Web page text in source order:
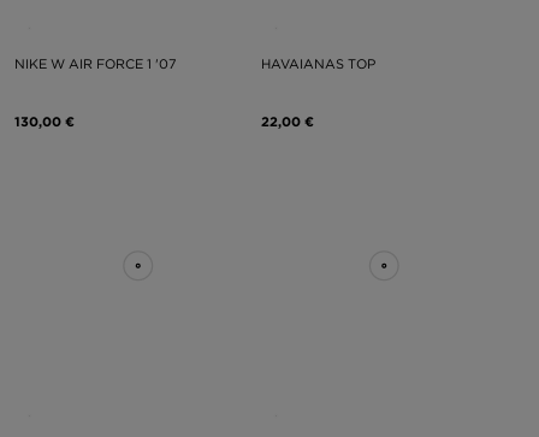
NIKE W AIR FORCE 1 '07
130,00 €
HAVAIANAS TOP
22,00 €